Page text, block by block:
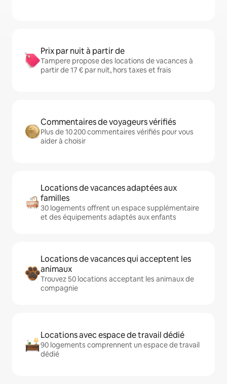
Prix par nuit à partir de
Tampere propose des locations de vacances à
partir de 17 € par nuit, hors taxes et frais
Commentaires de voyageurs vérifiés
Plus de 10 200 commentaires vérifiés pour vous
aider à choisir
Locations de vacances adaptées aux
familles
30 logements offrent un espace supplémentaire
et des équipements adaptés aux enfants
Locations de vacances qui acceptent les
animaux
Trouvez 50 locations acceptant les animaux de
compagnie
Locations avec espace de travail dédié
90 logements comprennent un espace de travail
dédié